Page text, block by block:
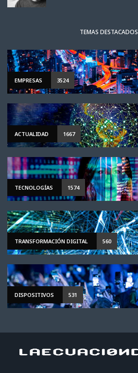
TEMAS DESTACADOS
EMPRESAS 3524
ACTUALIDAD 1667
TECNOLOGÍAS 1574
TRANSFORMACIÓN DIGITAL 560
DISPOSITIVOS 531